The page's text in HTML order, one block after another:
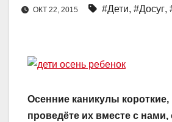
ОКТ 22, 2015 #Дети, #Досуг,
Осенние каникулы
проведёте их вместе с нами,